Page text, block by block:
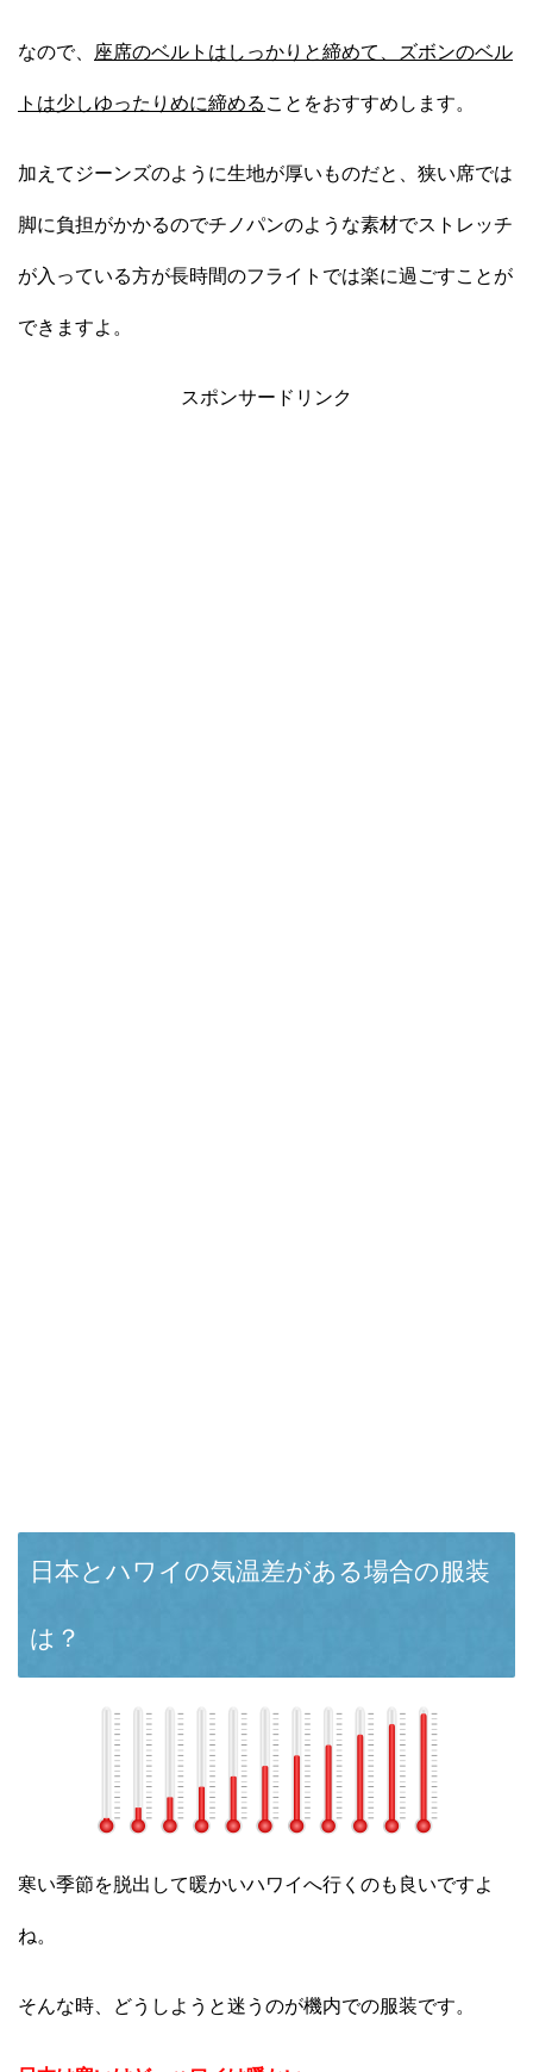
なので、 座席のベルトはしっかりと締めて、ズボンのベル
トは少しゆったりめに締める ことをおすすめします。
加えてジーンズのように生地が厚いものだと、狭い席では
脚に負担がかかるのでチノパンのような素材でストレッチ
が入っている方が長時間のフライトでは楽に過ごすことが
できますよ。
スポンサードリンク
日本とハワイの気温差がある場合の服装
は？
寒い季節を脱出して暖かいハワイへ行くのも良いですよ
ね。
そんな時、どうしようと迷うのが機内での服装です。